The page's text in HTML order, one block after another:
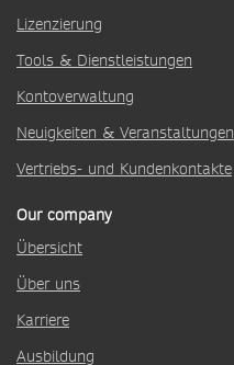
Lizenzierung
Tools & Dienstleistungen
Kontoverwaltung
Neuigkeiten & Veranstaltungen
Vertriebs- und Kundenkontakte
Our company
Übersicht
Über uns
Karriere
Ausbildung